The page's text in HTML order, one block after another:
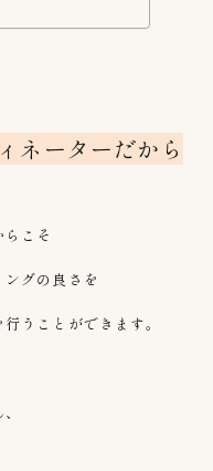
ネーターだから
こそ
グの良さを
うことができます。